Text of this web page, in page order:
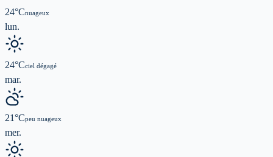
24°Cnuageux
lun.
24°Cciel dégagé
mar.
21°Cpeu nuageux
mer.